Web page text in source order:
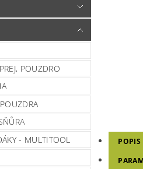
POUZDRO
- MULTITOOL
POPIS